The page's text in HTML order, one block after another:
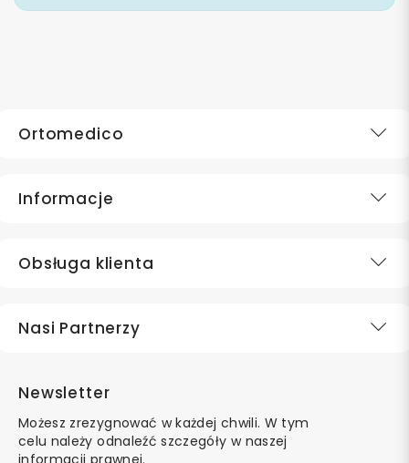
Ortomedico
Informacje
Obsługa klienta
Nasi Partnerzy
Newsletter
Możesz zrezygnować w każdej chwili. W tym
celu należy odnaleźć szczegóły w naszej
informacji prawnej.